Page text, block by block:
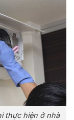
thực hiện ở nhà